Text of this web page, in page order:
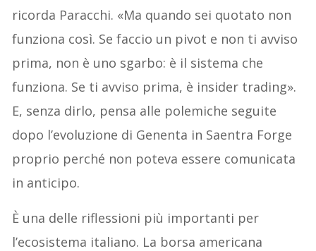
ricorda Paracchi. «Ma quando sei quotato non
funziona così. Se faccio un pivot e non ti avviso
prima, non è uno sgarbo: è il sistema che
funziona. Se ti avviso prima, è insider trading».
E, senza dirlo, pensa alle polemiche seguite
dopo l’evoluzione di Genenta in Saentra Forge
proprio perché non poteva essere comunicata
in anticipo.
È una delle riflessioni più importanti per
l’ecosistema italiano. La borsa americana